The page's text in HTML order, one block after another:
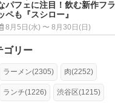
パフェに注目！飲む新作フラ
ペも『スシロー』
8月5日(水) 〜 8月30日(日)
ゴリー
ラーメン(2305) 肉(2252)
ランチ(1226) 渋谷区(1215)